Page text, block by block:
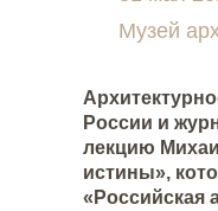
Музей
России и
лекцию
истины»,
«Российская